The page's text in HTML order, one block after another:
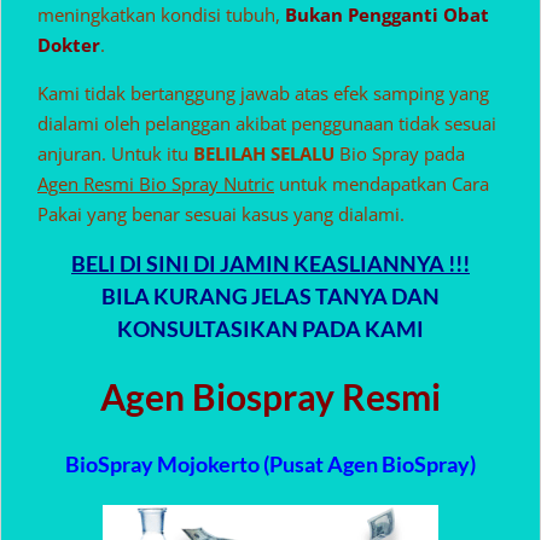
meningkatkan kondisi tubuh, Bukan Pengganti Obat
Dokter.
Kami tidak bertanggung jawab atas efek samping yang
dialami oleh pelanggan akibat penggunaan tidak sesuai
anjuran. Untuk itu BELILAH SELALU Bio Spray pada
Agen Resmi Bio Spray Nutric untuk mendapatkan Cara
Pakai yang benar sesuai kasus yang dialami.
BELI DI SINI DI JAMIN KEASLIANNYA !!!
BILA KURANG JELAS TANYA DAN
KONSULTASIKAN PADA KAMI
Agen Biospray Resmi
BioSpray Mojokerto (Pusat Agen BioSpray)